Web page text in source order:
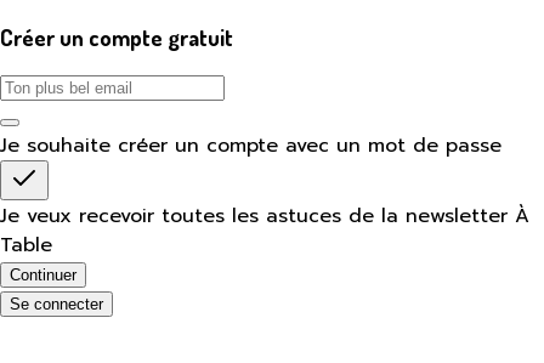
Créer un compte gratuit
Je souhaite créer un compte avec un mot de passe
Je veux recevoir toutes les astuces de la newsletter À
Table
Continuer
Se connecter